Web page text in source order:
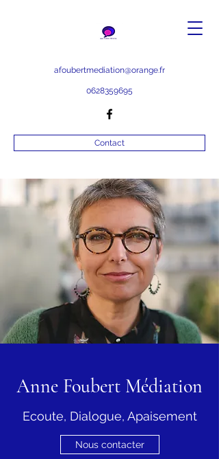
afoubertmediation@orange.fr
0628359695
Contact
Anne Foubert Médiation
Ecoute, Dialogue, Apaisement
Nous contacter